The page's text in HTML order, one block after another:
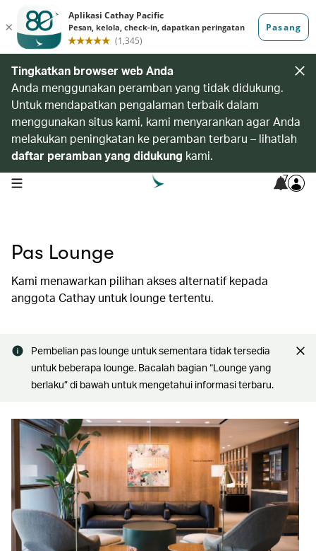
Tingkatkan browser web Anda
Anda menggunakan peramban yang tidak didukung.
Untuk mendapatkan pengalaman terbaik dalam
menggunakan situs kami, kami menyarankan agar Anda
melakukan peningkatan ke peramban terbaru – lihatlah
daftar peramban yang didukung kami.
open navigation menu 7
Pas Lounge
Kami menawarkan pilihan akses alternatif kepada
anggota Cathay untuk lounge tertentu.
Pembelian pas lounge untuk sementara tidak tersedia
untuk beberapa lounge. Bacalah bagian “Lounge yang
berlaku” di bawah untuk mengetahui informasi terbaru.